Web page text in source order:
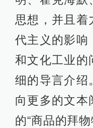
思想，并且着
代主义的影响
和文化工业的
细的导言介绍
向更多的文本
的“商品的拜